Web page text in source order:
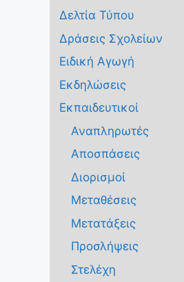
Δελτία Τύπου
Δράσεις Σχολείων
Ειδική Αγωγή
Εκδηλώσεις
Εκπαιδευτικοί
Αναπληρωτές
Αποσπάσεις
Διορισμοί
Μεταθέσεις
Μετατάξεις
Προσλήψεις
Στελέχη